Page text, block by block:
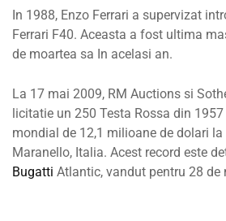
In 1988, Enzo Ferrari a supervizat
Ferrari F40. Aceasta a fost ultima
de moartea sa In acelasi an.
La 17 mai 2009, RM Auctions si
licitatie un 250 Testa Rossa din
mondial de 12,1 milioane de dolari
Maranello, Italia. Acest record este
Bugatti Atlantic, vandut pentru 28 de